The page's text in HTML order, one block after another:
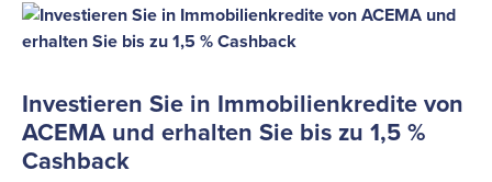
Investieren Sie in Immobilienkredite von
ACEMA und erhalten Sie bis zu 1,5 %
Cashback